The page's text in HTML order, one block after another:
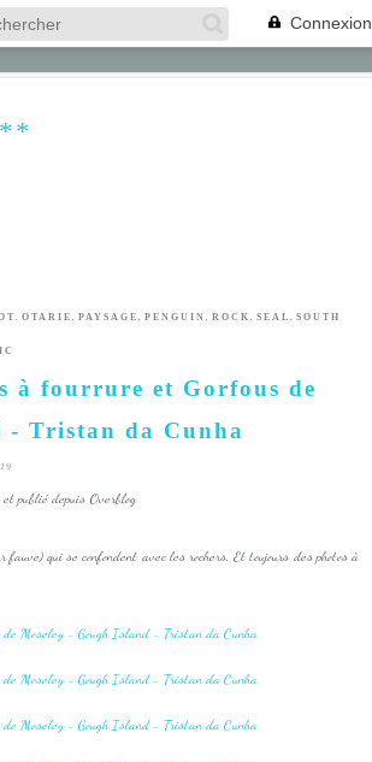
Connexion
, OTARIE , PAYSAGE , PENGUIN , ROCK , SEAL , SOUTH
à fourrure et Gorfous de
- Tristan da Cunha
publié depuis Overblog
qui se confondent avec les rochers. Et toujours des photos à